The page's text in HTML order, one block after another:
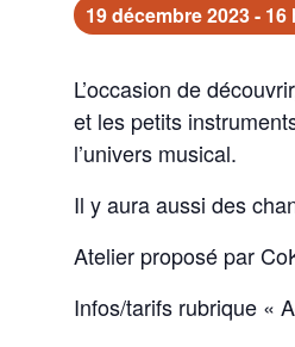
19 décembre 2023 - 16
L’occasion de
et les petits
l’univers musical.
Il y aura aussi des
Atelier proposé par
Infos/tarifs rubrique «